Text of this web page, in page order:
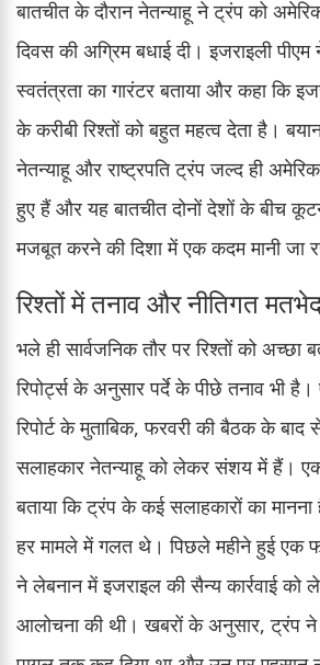
बातचीत के दौरान नेतन्याहू ने ट्रंप को
दिवस की अग्रिम बधाई दी। इजराइली
स्वतंत्रता का गारंटर बताया और कहा कि
के करीबी रिश्तों को बहुत महत्व देता है।
नेतन्याहू और राष्ट्रपति ट्रंप जल्द ही
हुए हैं और यह बातचीत दोनों देशों के बीच
मजबूत करने की दिशा में एक कदम मानी जा
रिश्तों में तनाव और नीतिगत
भले ही सार्वजनिक तौर पर रिश्तों को अच्छा
रिपोर्ट्स के अनुसार पर्दे के पीछे तनाव भी
रिपोर्ट के मुताबिक, फरवरी की बैठक के बाद
सलाहकार नेतन्याहू को लेकर संशय में हैं।
बताया कि ट्रंप के कई सलाहकारों का
हर मामले में गलत थे। पिछले महीने हुई एक
ने लेबनान में इजराइल की सैन्य कार्रवाई को
आलोचना की थी। खबरों के अनुसार, ट्रंप ने